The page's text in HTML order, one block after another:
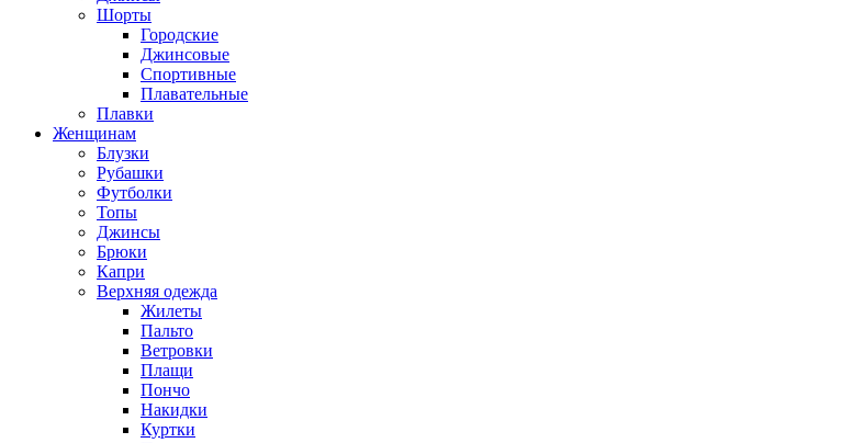
Шорты
Городские
Джинсовые
Спортивные
Плавательные
Плавки
Женщинам
Блузки
Рубашки
Футболки
Топы
Джинсы
Брюки
Капри
Верхняя одежда
Жилеты
Пальто
Ветровки
Плащи
Пончо
Накидки
Куртки